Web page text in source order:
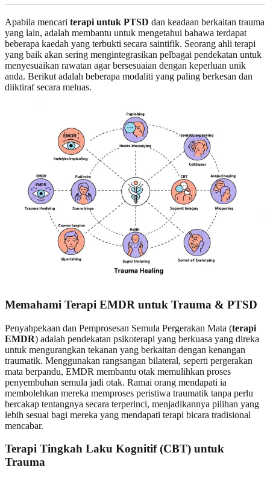
Apabila mencari terapi untuk PTSD dan keadaan berkaitan trauma
yang lain, adalah membantu untuk mengetahui bahawa terdapat
beberapa kaedah yang terbukti secara saintifik. Seorang ahli terapi
yang baik akan sering mengintegrasikan pelbagai pendekatan untuk
menyesuaikan rawatan agar bersesuaian dengan keperluan unik
anda. Berikut adalah beberapa modaliti yang paling berkesan dan
diiktiraf secara meluas.
Memahami Terapi EMDR untuk Trauma & PTSD
Penyahpekaan dan Pemprosesan Semula Pergerakan Mata (terapi
EMDR) adalah pendekatan psikoterapi yang berkuasa yang direka
untuk mengurangkan tekanan yang berkaitan dengan kenangan
traumatik. Menggunakan rangsangan bilateral, seperti pergerakan
mata berpandu, EMDR membantu otak memulihkan proses
penyembuhan semula jadi otak. Ramai orang mendapati ia
membolehkan mereka memproses peristiwa traumatik tanpa perlu
bercakap tentangnya secara terperinci, menjadikannya pilihan yang
lebih sesuai bagi mereka yang mendapati terapi bicara tradisional
mencabar.
Terapi Tingkah Laku Kognitif (CBT) untuk
Trauma